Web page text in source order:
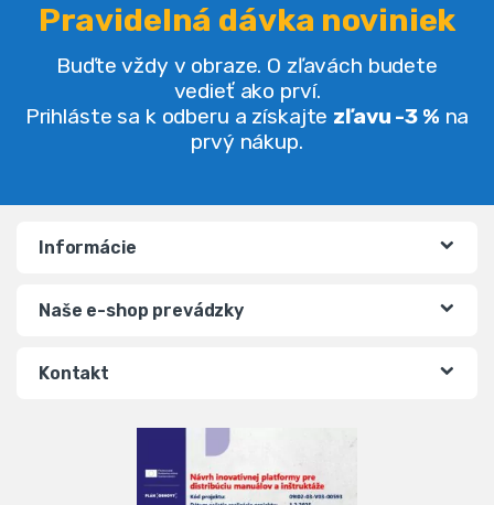
Pravidelná dávka noviniek
Buďte vždy v obraze. O zľavách budete
vedieť ako prví.
Prihláste sa k odberu a získajte zľavu -3 % na
prvý nákup.
Informácie
Naše e-shop prevádzky
Kontakt